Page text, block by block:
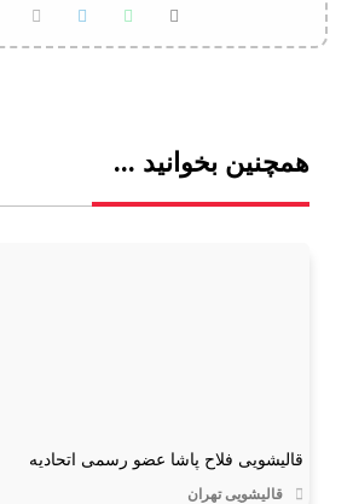
همچنین بخوانید ...
قالیشویی فلاح پاشا عضو رسمی اتحادیه
قالیشویی تهران